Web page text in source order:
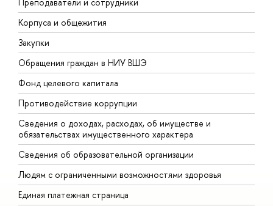
Преподаватели и сотрудники
Корпуса и общежития
Закупки
Обращения граждан в НИУ ВШЭ
Фонд целевого капитала
Противодействие коррупции
Сведения о доходах, расходах, об имуществе и
обязательствах имущественного характера
Сведения об образовательной организации
Людям с ограниченными возможностями здоровья
Единая платежная страница